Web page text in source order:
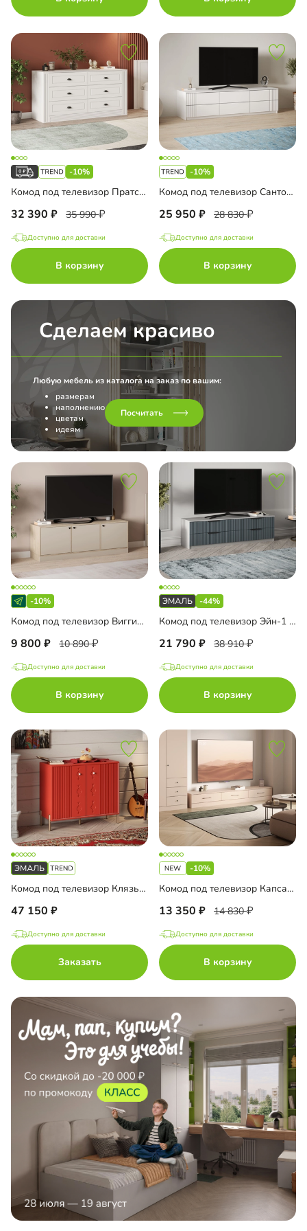
-10%
Комод под телевизор Пратс-2
32 390 35 990
Доступно для доставки
В корзину
-10%
Комод под телевизор Санторини Лайф
25 950 28 830
Доступно для доставки
В корзину
Сделаем красиво
Любую мебель из каталога на заказ по вашим:
размерам
наполнению
цветам
идеям
Посчитать
-10%
Комод под телевизор Виггинс-1
9 800 10 890
Доступно для доставки
В корзину
-44%
Комод под телевизор Эйн-1 Эмаль
21 790 38 910
Доступно для доставки
В корзину
Комод под телевизор Клязьма-3 Эмаль
47 150
Доступно для доставки
Заказать
-10%
Комод под телевизор Капса-3
13 350 14 830
Доступно для доставки
В корзину